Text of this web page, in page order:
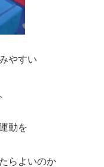
やすい
動を
らよいのか